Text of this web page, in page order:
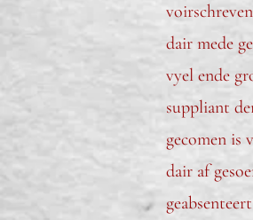
dair mede
vyel ende
suppliant
gecomen is
dair af